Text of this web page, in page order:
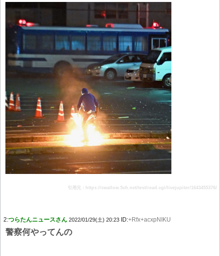
引用元：https://swallow.5ch.net/test/read.cgi/livejupiter/1643455376/
2:つらたんニュースさん 2022/01/29(土) 20:23 ID:+Rfx+acxpNIKU
警察何やってんの